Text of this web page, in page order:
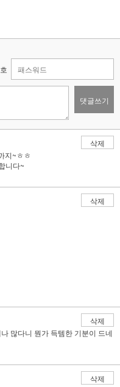
댓글쓰기
삭제
지~ㅎㅎ
니다~
삭제
삭제
많다니 뭔가 득템한 기분이 드네
삭제